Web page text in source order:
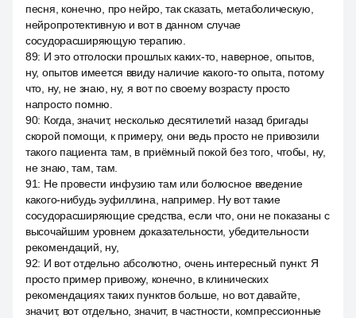
песня, конечно, про нейро, так сказать, метаболическую,
нейропротективную и вот в данном случае
сосудорасширяющую терапию.
89: И это отголоски прошлых каких-то, наверное, опытов,
ну, опытов имеется ввиду наличие какого-то опыта, потому
что, ну, не знаю, ну, я вот по своему возрасту просто
напросто помню.
90: Когда, значит, несколько десятилетий назад бригады
скорой помощи, к примеру, они ведь просто не привозили
такого пациента там, в приёмный покой без того, чтобы, ну,
не знаю, там, там.
91: Не провести инфузию там или болюсное введение
какого-нибудь эуфиллина, например. Ну вот такие
сосудорасширяющие средства, если что, они не показаны с
высочайшим уровнем доказательности, убедительности
рекомендаций, ну,
92: И вот отдельно абсолютно, очень интересный пункт. Я
просто пример привожу, конечно, в клинических
рекомендациях таких пунктов больше, но вот давайте,
значит, вот отдельно, значит, в частности, компрессионные